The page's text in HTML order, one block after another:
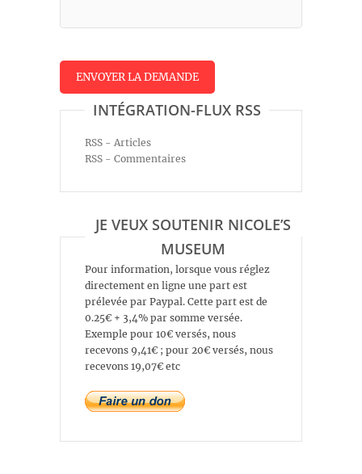
INTÉGRATION-FLUX RSS
RSS - Articles
RSS - Commentaires
JE VEUX SOUTENIR NICOLE’S
MUSEUM
Pour information, lorsque vous réglez
directement en ligne une part est
prélevée par Paypal. Cette part est de
0.25€ + 3,4% par somme versée.
Exemple pour 10€ versés, nous
recevons 9,41€ ; pour 20€ versés, nous
recevons 19,07€ etc